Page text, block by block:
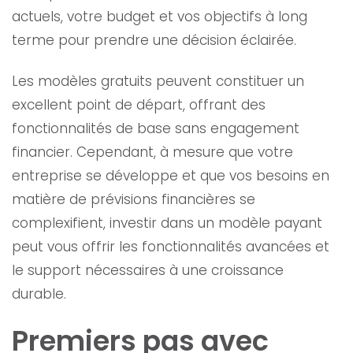
actuels, votre budget et vos objectifs à long
terme pour prendre une décision éclairée.
Les modèles gratuits peuvent constituer un
excellent point de départ, offrant des
fonctionnalités de base sans engagement
financier. Cependant, à mesure que votre
entreprise se développe et que vos besoins en
matière de prévisions financières se
complexifient, investir dans un modèle payant
peut vous offrir les fonctionnalités avancées et
le support nécessaires à une croissance
durable.
Premiers pas avec